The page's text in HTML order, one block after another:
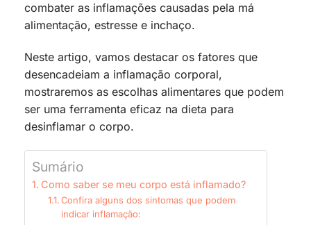
combater as inflamações causadas pela má
alimentação, estresse e inchaço.
Neste artigo, vamos destacar os fatores que
desencadeiam a inflamação corporal,
mostraremos as escolhas alimentares que podem
ser uma ferramenta eficaz na dieta para
desinflamar o corpo.
Sumário
Como saber se meu corpo está inflamado?
Confira alguns dos sintomas que podem
indicar inflamação: